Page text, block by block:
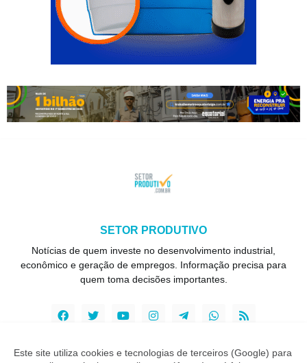
SETOR PRODUTIVO
Notícias de quem investe no desenvolvimento industrial,
econômico e geração de empregos. Informação precisa para
quem toma decisões importantes.
Este site utiliza cookies e tecnologias de terceiros (Google) para